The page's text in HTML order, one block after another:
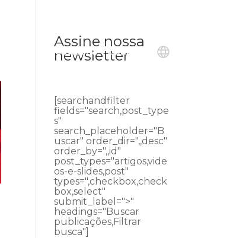
Ouvidoria Contato
Assine nossa
newsletter
[searchandfilter
fields="search,post_type
s"
search_placeholder="B
uscar" order_dir=",,desc"
order_by=",,id"
post_types="artigos,vide
os-e-slides,post"
types=",checkbox,check
box,select"
submit_label=">"
headings="Buscar
publicações,Filtrar
busca"]